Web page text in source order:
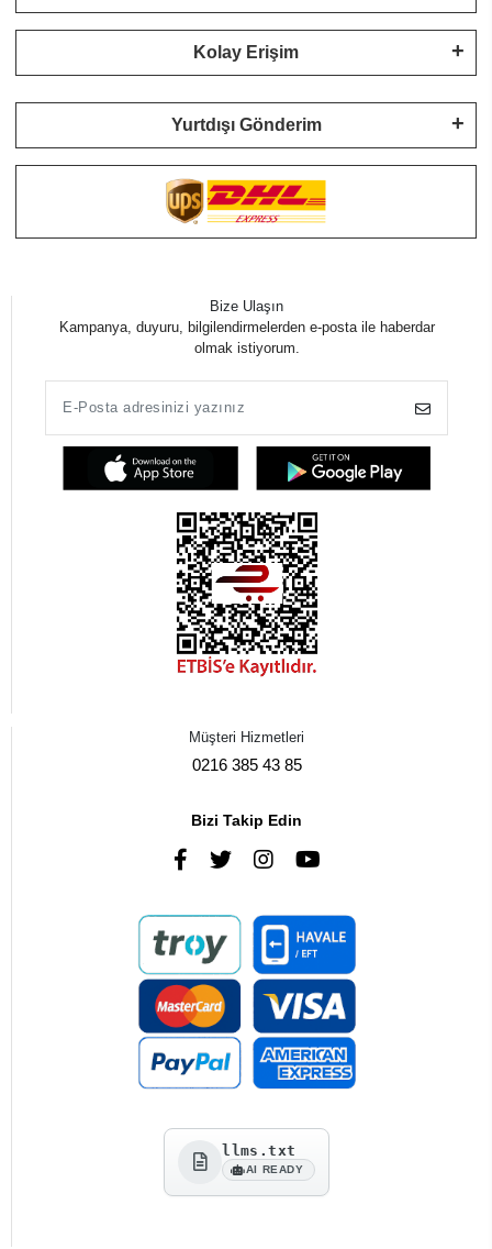
Kolay Erişim
Yurtdışı Gönderim
Bize Ulaşın
Kampanya, duyuru, bilgilendirmelerden e-posta ile haberdar
olmak istiyorum.
Müşteri Hizmetleri
0216 385 43 85
Bizi Takip Edin
llms.txt
AI READY